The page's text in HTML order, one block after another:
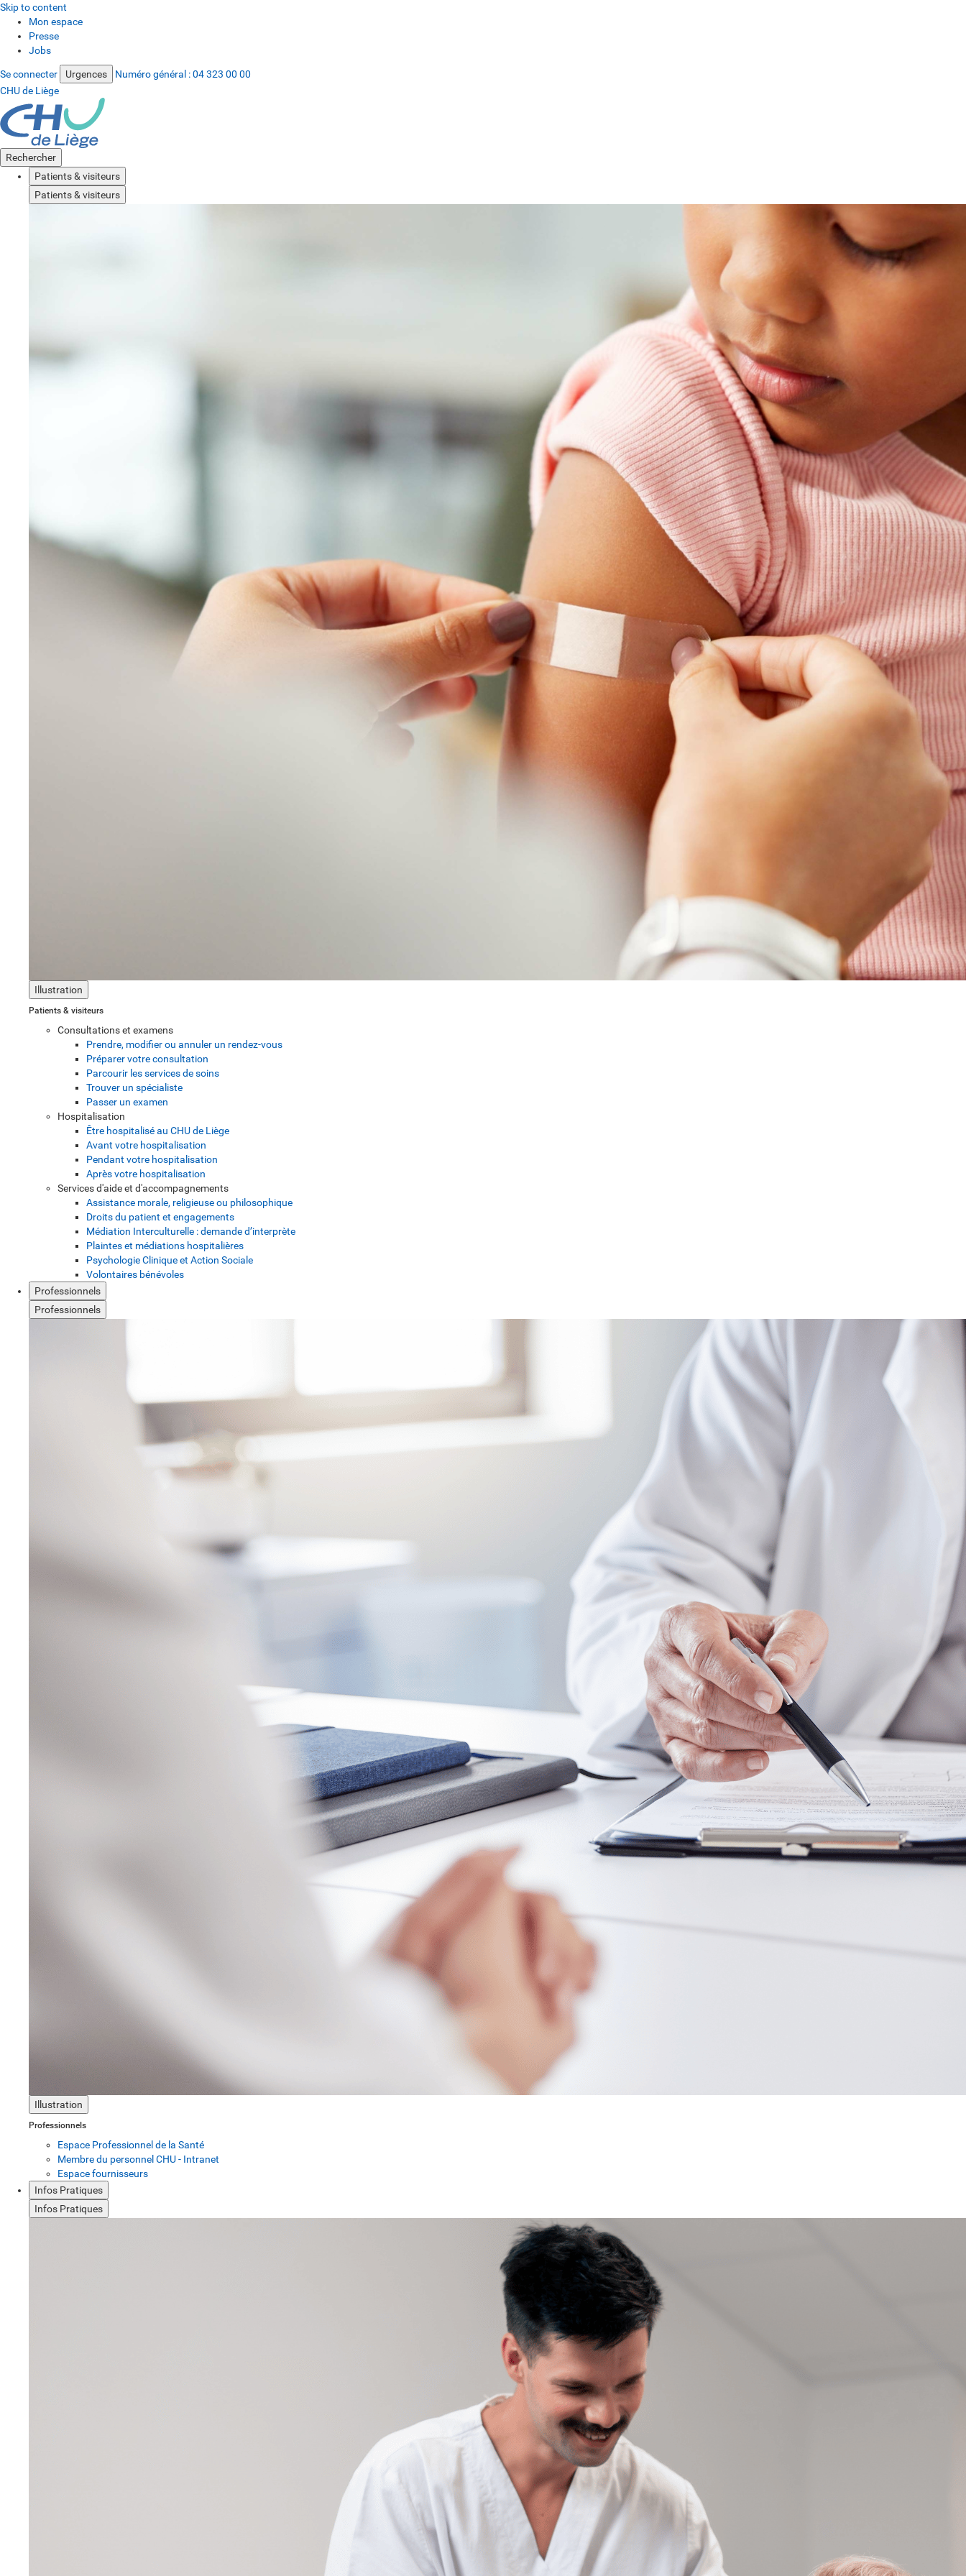
Skip to content
Mon espace
Presse
Jobs
Se connecter Urgences Numéro général :04 323 00 00
CHU de Liège
Rechercher
Patients & visiteurs
Patients & visiteurs
Illustration
Patients & visiteurs
Consultations et examens
Prendre, modifier ou annuler un rendez-vous
Préparer votre consultation
Parcourir les services de soins
Trouver un spécialiste
Passer un examen
Hospitalisation
Être hospitalisé au CHU de Liège
Avant votre hospitalisation
Pendant votre hospitalisation
Après votre hospitalisation
Services d'aide et d'accompagnements
Assistance morale, religieuse ou philosophique
Droits du patient et engagements
Médiation Interculturelle : demande d’interprète
Plaintes et médiations hospitalières
Psychologie Clinique et Action Sociale
Volontaires bénévoles
Professionnels
Professionnels
Illustration
Professionnels
Espace Professionnel de la Santé
Membre du personnel CHU - Intranet
Espace fournisseurs
Infos Pratiques
Infos Pratiques